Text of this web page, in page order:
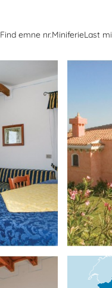
Find emne nr.MiniferieLast